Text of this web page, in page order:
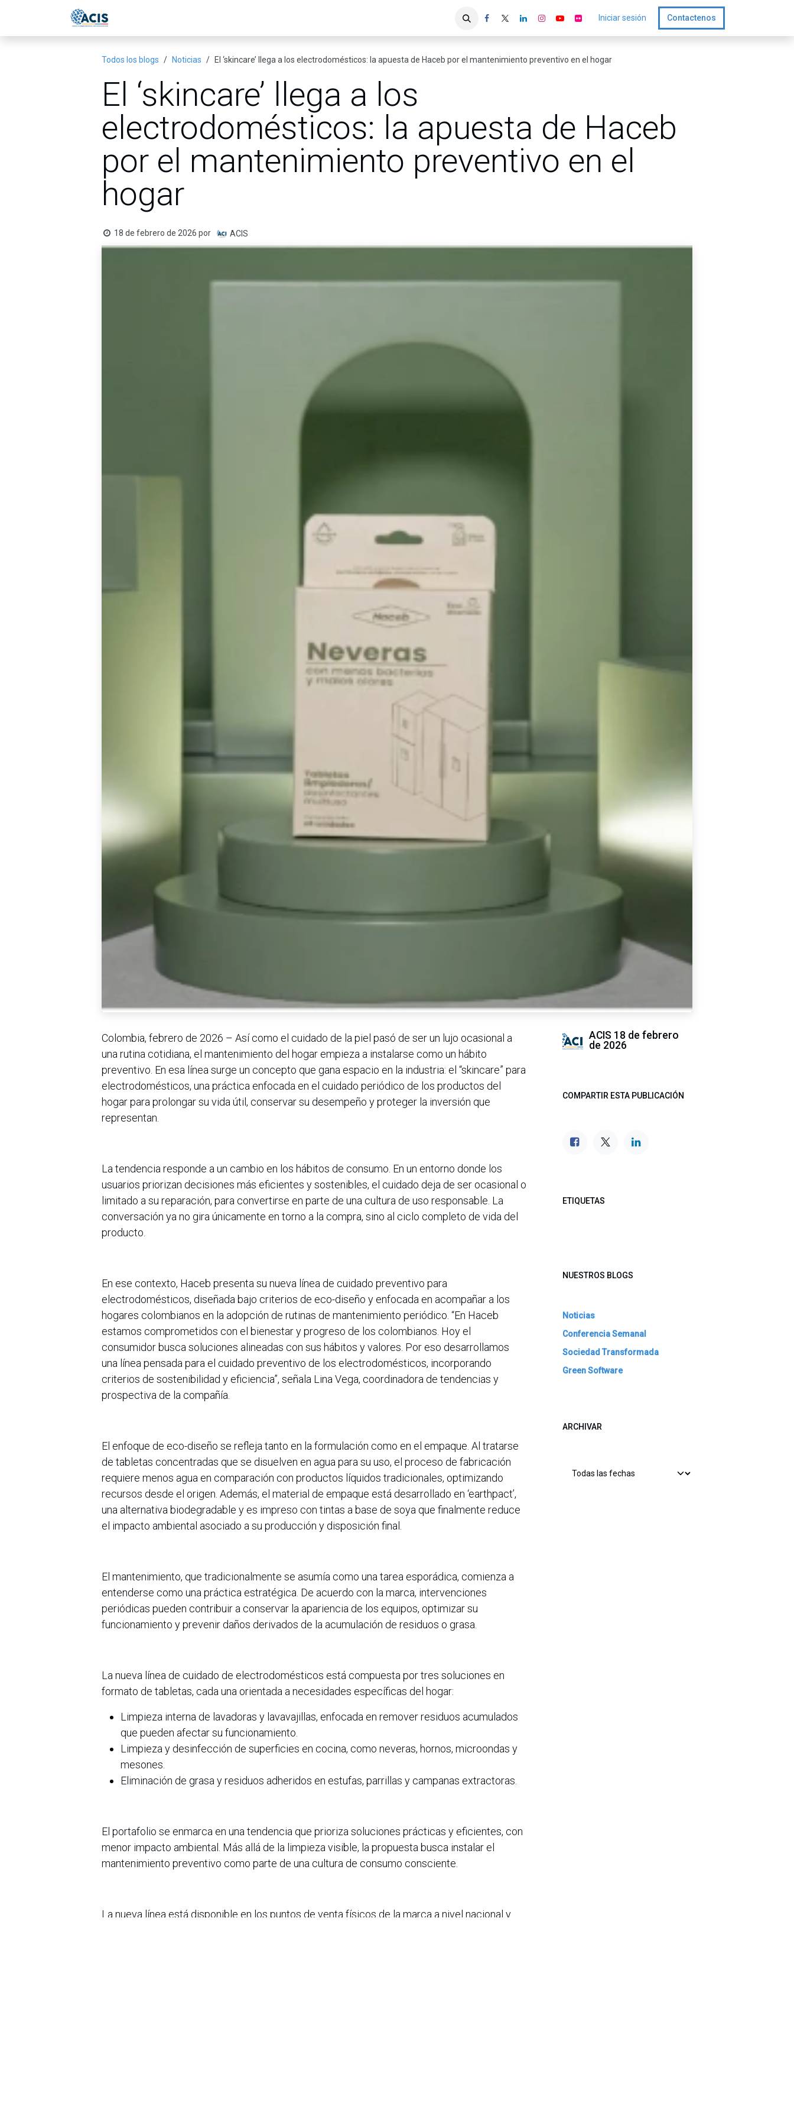
Iniciar sesión Contactenos
Todos los blogs Noticias El ‘skincare’ llega a los electrodomésticos: la apuesta de Haceb por el mantenimiento preventivo en el hogar
El ‘skincare’ llega a los
electrodomésticos: la apuesta de Haceb
por el mantenimiento preventivo en el
hogar
18 de febrero de 2026 por ACIS
Colombia, febrero de 2026 – Así como el cuidado de la piel pasó de ser un lujo ocasional a
una rutina cotidiana, el mantenimiento del hogar empieza a instalarse como un hábito
preventivo. En esa línea surge un concepto que gana espacio en la industria: el “skincare” para
electrodomésticos, una práctica enfocada en el cuidado periódico de los productos del
hogar para prolongar su vida útil, conservar su desempeño y proteger la inversión que
representan.
La tendencia responde a un cambio en los hábitos de consumo. En un entorno donde los
usuarios priorizan decisiones más eficientes y sostenibles, el cuidado deja de ser ocasional o
limitado a su reparación, para convertirse en parte de una cultura de uso responsable. La
conversación ya no gira únicamente en torno a la compra, sino al ciclo completo de vida del
producto.
En ese contexto, Haceb presenta su nueva línea de cuidado preventivo para
electrodomésticos, diseñada bajo criterios de eco-diseño y enfocada en acompañar a los
hogares colombianos en la adopción de rutinas de mantenimiento periódico. “En Haceb
estamos comprometidos con el bienestar y progreso de los colombianos. Hoy el
consumidor busca soluciones alineadas con sus hábitos y valores. Por eso desarrollamos
una línea pensada para el cuidado preventivo de los electrodomésticos, incorporando
criterios de sostenibilidad y eficiencia”, señala Lina Vega, coordinadora de tendencias y
prospectiva de la compañía.
El enfoque de eco-diseño se refleja tanto en la formulación como en el empaque. Al tratarse
de tabletas concentradas que se disuelven en agua para su uso, el proceso de fabricación
requiere menos agua en comparación con productos líquidos tradicionales, optimizando
recursos desde el origen. Además, el material de empaque está desarrollado en ‘earthpact’,
una alternativa biodegradable y es impreso con tintas a base de soya que finalmente reduce
el impacto ambiental asociado a su producción y disposición final.
El mantenimiento, que tradicionalmente se asumía como una tarea esporádica, comienza a
entenderse como una práctica estratégica. De acuerdo con la marca, intervenciones
periódicas pueden contribuir a conservar la apariencia de los equipos, optimizar su
funcionamiento y prevenir daños derivados de la acumulación de residuos o grasa.
La nueva línea de cuidado de electrodomésticos está compuesta por tres soluciones en
formato de tabletas, cada una orientada a necesidades específicas del hogar:
Limpieza interna de lavadoras y lavavajillas, enfocada en remover residuos acumulados
que pueden afectar su funcionamiento.
Limpieza y desinfección de superficies en cocina, como neveras, hornos, microondas y
mesones.
Eliminación de grasa y residuos adheridos en estufas, parrillas y campanas extractoras.
El portafolio se enmarca en una tendencia que prioriza soluciones prácticas y eficientes, con
menor impacto ambiental. Más allá de la limpieza visible, la propuesta busca instalar el
mantenimiento preventivo como parte de una cultura de consumo consciente.
La nueva línea está disponible en los puntos de venta físicos de la marca a nivel nacional y
ACIS 18 de febrero
de 2026
COMPARTIR ESTA PUBLICACIÓN
ETIQUETAS
NUESTROS BLOGS
Noticias
Conferencia Semanal
Sociedad Transformada
Green Software
ARCHIVAR